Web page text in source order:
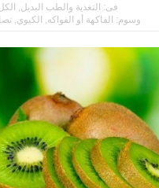
فى: التغذية والطب البديل,
وسوم: الفاكهة أو الفواكه, الكيوي,